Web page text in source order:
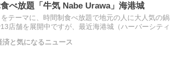
べ放題「牛気 Nabe Urawa」海港城
テーマに、時間制食べ放題で地元の人に大人気の
店舗を展開中ですが、最近海港城（ハーバーシテ
と気になるニュース